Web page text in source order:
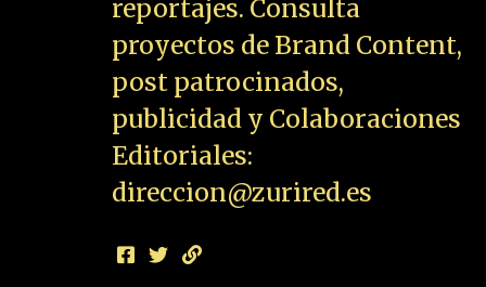
reportajes. Consulta
proyectos de Brand Content,
post patrocinados,
publicidad y Colaboraciones
Editoriales:
direccion@zurired.es